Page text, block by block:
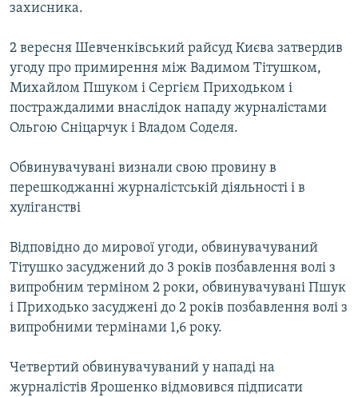
захисника.
2 вересня Шевченківський райсуд Києва затвердив
угоду про примирення між Вадимом Тітушком,
Михайлом Пшуком і Сергієм Приходьком і
постраждалими внаслідок нападу журналістами
Ольгою Сніцарчук і Владом Соделя.
Обвинувачувані визнали свою провину в
перешкоджанні журналістській діяльності і в
хуліганстві
Відповідно до мирової угоди, обвинувачуваний
Тітушко засуджений до 3 років позбавлення волі з
випробним терміном 2 роки, обвинувачувані Пшук
і Приходько засуджені до 2 років позбавлення волі з
випробними термінами 1,6 року.
Четвертий обвинувачуваний у нападі на
журналістів Ярошенко відмовився підписати